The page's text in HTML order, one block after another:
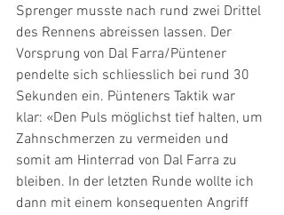
Sprenger musste nach rund zwei Drittel
des Rennens abreissen lassen. Der
Vorsprung von Dal Farra/Püntener
pendelte sich schliesslich bei rund 30
Sekunden ein. Pünteners Taktik war
klar: «Den Puls möglichst tief halten, um
Zahnschmerzen zu vermeiden und
somit am Hinterrad von Dal Farra zu
bleiben. In der letzten Runde wollte ich
dann mit einem konsequenten Angriff